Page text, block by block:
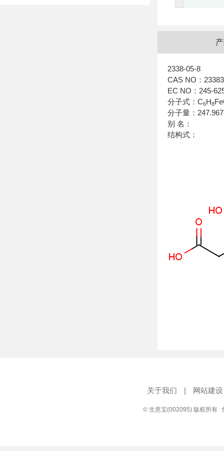
2338-05-8
CAS NO：
EC NO：245-
分子式：C6H8
分子量：
别 名：
结构式：
关于我们 | 网站建设
© 生意宝(002095) 版权所有